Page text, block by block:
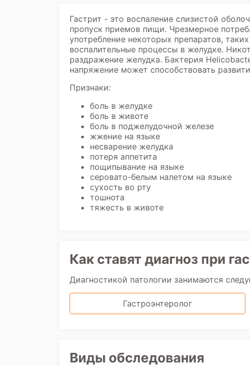
Гастрит - это воспаление слизистой
пропуск приемов пищи. Чрезмерное
употребление некоторых препаратов,
воспалительные процессы в желудке.
раздражение желудка. Бактерия
напряжение может способствовать
Признаки:
боль в желудке
боль в животе
боль в поджелудочной железе
жжение на языке
несварение желудка
потеря аппетита
пощипывание на языке
серовато-белым налетом на языке
сухость во рту
тошнота
тяжесть в животе
Как ставят диагноз при
Диагностикой патологии занимаются
Гастроэнтеролог
Виды обследования